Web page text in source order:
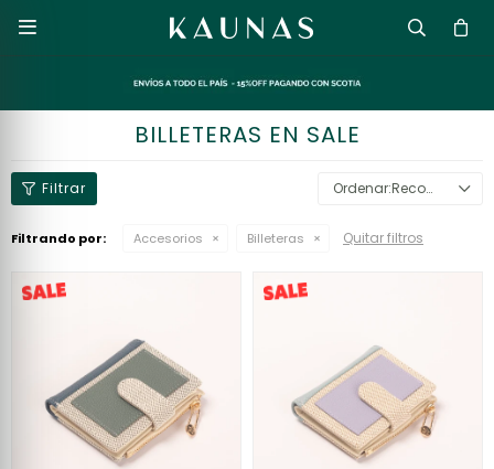

BILLETERAS EN SALE
Recomendados
Filtrando por: Accesorios Billeteras Quitar filtros